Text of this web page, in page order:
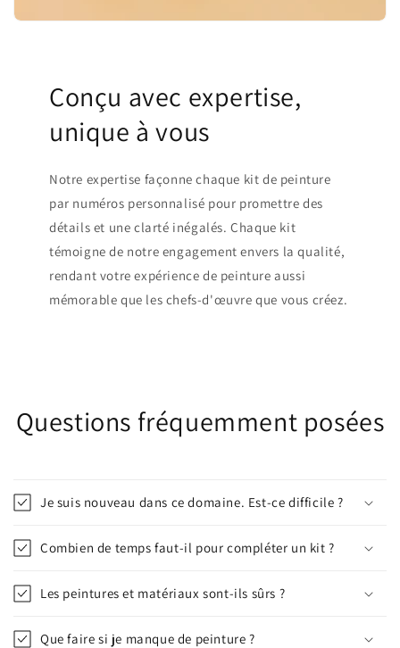
Conçu avec expertise,
unique à vous
Notre expertise façonne chaque kit de peinture
par numéros personnalisé pour promettre des
détails et une clarté inégalés. Chaque kit
témoigne de notre engagement envers la qualité,
rendant votre expérience de peinture aussi
mémorable que les chefs-d'œuvre que vous créez.
Questions fréquemment posées
Je suis nouveau dans ce domaine. Est-ce difficile ?
Combien de temps faut-il pour compléter un kit ?
Les peintures et matériaux sont-ils sûrs ?
Que faire si je manque de peinture ?